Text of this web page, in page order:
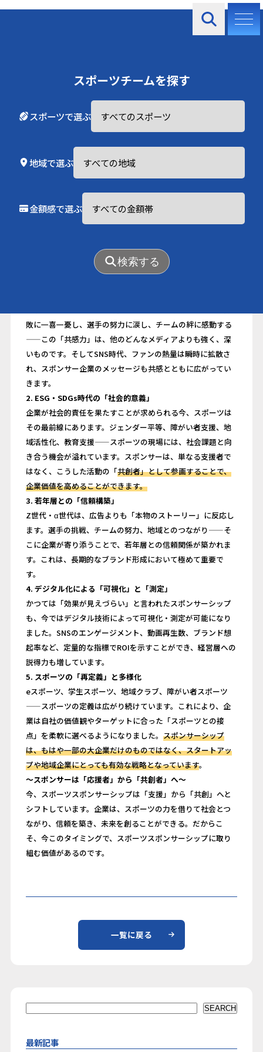
スポーツチームを探す
スポーツで選ぶ
地域で選ぶ
金額感で選ぶ
検索する
スポンサーシップビジネス
なぜ「今」スポーツスポンサーシ
ップなのか
〜共創と信頼が価値を生む時代に〜
ん。今、それは「共創」と「信頼」を軸にした、企業と社会
をつなぐ新しい価値創造の場へと進化しています。
敗に一喜一憂し、選手の努力に涙し、チームの絆に感動する
——この「共感力」は、他のどんなメディアよりも強く、深
いものです。そしてSNS時代、ファンの熱量は瞬時に拡散さ
れ、スポンサー企業のメッセージも共感とともに広がってい
きます。
2. ESG・SDGs時代の「社会的意義」
企業が社会的責任を果たすことが求められる今、スポーツは
その最前線にあります。ジェンダー平等、障がい者支援、地
域活性化、教育支援——スポーツの現場には、社会課題と向
き合う機会が溢れています。スポンサーは、単なる支援者で
はなく、こうした活動の「共創者」として参画することで、
企業価値を高めることができます。
3. 若年層との「信頼構築」
Z世代・α世代は、広告よりも「本物のストーリー」に反応し
ます。選手の挑戦、チームの努力、地域とのつながり——そ
こに企業が寄り添うことで、若年層との信頼関係が築かれま
す。これは、長期的なブランド形成において極めて重要で
す。
4. デジタル化による「可視化」と「測定」
かつては「効果が見えづらい」と言われたスポンサーシップ
も、今ではデジタル技術によって可視化・測定が可能になり
ました。SNSのエンゲージメント、動画再生数、ブランド想
起率など、定量的な指標でROIを示すことができ、経営層への
説得力も増しています。
5. スポーツの「再定義」と多様化
eスポーツ、学生スポーツ、地域クラブ、障がい者スポーツ
——スポーツの定義は広がり続けています。これにより、企
業は自社の価値観やターゲットに合った「スポーツとの接
点」を柔軟に選べるようになりました。 スポンサーシップ
は、もはや一部の大企業だけのものではなく、スタートアッ
プや地域企業にとっても有効な戦略となっています。
～スポンサーは「応援者」から「共創者」へ～
今、スポーツスポンサーシップは「支援」から「共創」へと
シフトしています。企業は、スポーツの力を借りて社会とつ
ながり、信頼を築き、未来を創ることができる。だからこ
そ、今このタイミングで、スポーツスポンサーシップに取り
組む価値があるのです。
一覧に戻る
SEARCH
最新記事